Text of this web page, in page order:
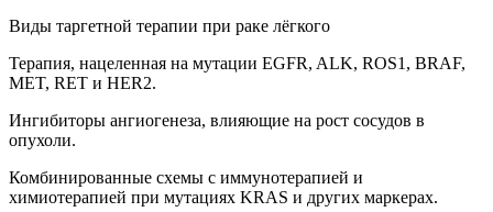
Виды таргетной терапии при раке лёгкого
Терапия, нацеленная на мутации EGFR, ALK, ROS1, BRAF,
MET, RET и HER2.
Ингибиторы ангиогенеза, влияющие на рост сосудов в
опухоли.
Комбинированные схемы с иммунотерапией и
химиотерапией при мутациях KRAS и других маркерах.